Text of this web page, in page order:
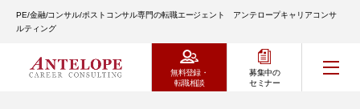
PE/金融/コンサル/ポストコンサル専門の転職エージェント アンテロープキャリアコンサ
ルティング
無料登録・
転職相談
募集中の
セミナー